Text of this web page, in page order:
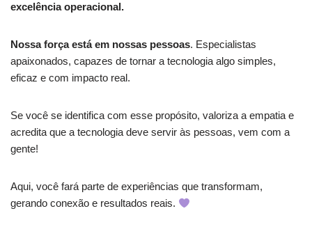
excelência operacional.
Nossa força está em nossas pessoas. Especialistas
apaixonados, capazes de tornar a tecnologia algo simples,
eficaz e com impacto real.
Se você se identifica com esse propósito, valoriza a empatia e
acredita que a tecnologia deve servir às pessoas, vem com a
gente!
Aqui, você fará parte de experiências que transformam,
gerando conexão e resultados reais.